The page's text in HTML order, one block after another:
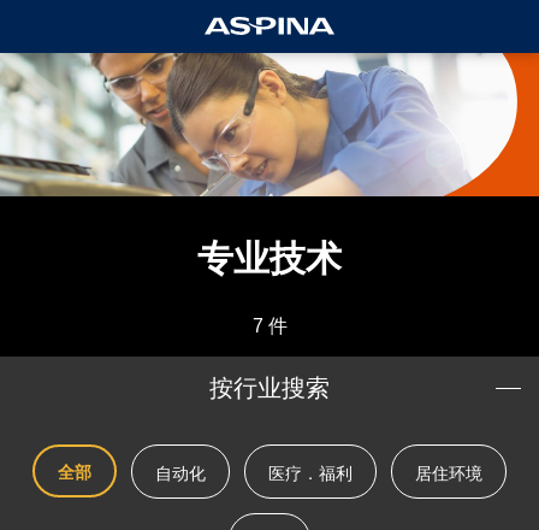
专业技术
7 件
按行业搜索
全部 自动化 医疗．福利 居住环境